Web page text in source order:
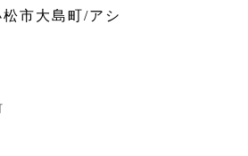
市大島町/アシ